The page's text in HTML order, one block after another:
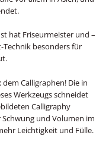
hat Friseurmeister und –
besonders für
Calligraphen! Die in
Werkzeugs schneidet
Calligraphy
und Volumen im
Leichtigkeit und Fülle.